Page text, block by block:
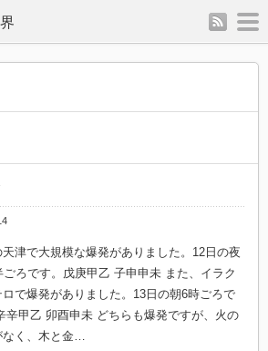
rss
天津で大規模な爆発がありました。12日の夜
ごろです。戊庚甲乙 子申申未 また、イラク
ロで爆発がありました。13日の朝6時ごろで
辛甲乙 卯酉申未 どちらも爆発ですが、火の
なく、木と金…